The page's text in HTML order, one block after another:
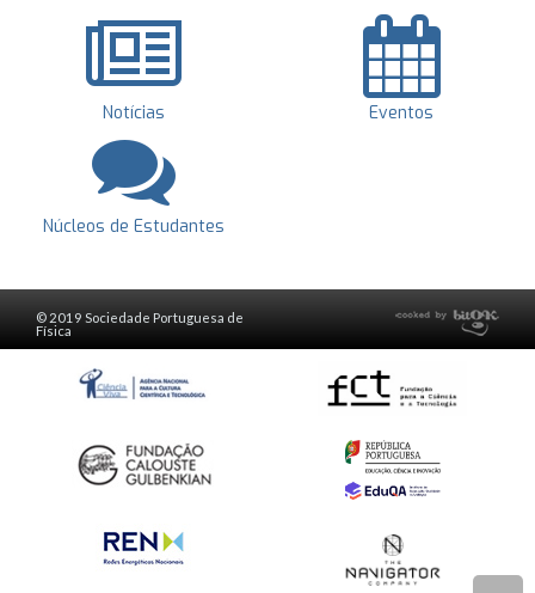
Notícias Eventos
Núcleos de Estudantes
© 2019 Sociedade Portuguesa de
Física